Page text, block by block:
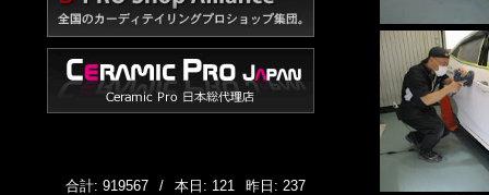
合計: 919567 / 本日: 121 昨日: 237